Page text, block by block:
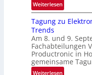
ö
g
l
c
h
k
e
h
e
r
i
n
V
Weiterlesen:
G
u
d
e
d
T
Tagung zu
Trends
Am 8. und 9.
Fachabteilungen
Productronic in
gemeinsame
Weiterlesen: